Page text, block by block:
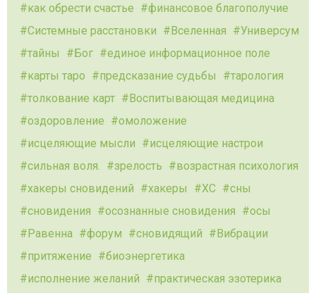
как обрести счастье
финансовое благополучие
Системные расстановки
Вселенная
Универсум
тайны
Бог
единое информационное поле
карты таро
предсказание судьбы
тарология
толкование карт
Воспитывающая медицина
оздоровление
омоложение
исцеляющие мысли
исцеляющие настрои
сильная воля.
зрелость
возрастная психология
хакеры сновидений
хакеры ХС
сны
сновидения
осознанные сновидения
осы
Равенна
форум сновидящий
Вибрации
притяжение
биоэнергетика
исполнение желаний
практическая эзотерика